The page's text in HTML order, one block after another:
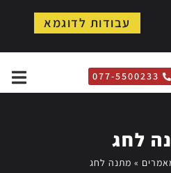
עבודות לדוגמא
077-5500233
לחג
» מתנה לחג